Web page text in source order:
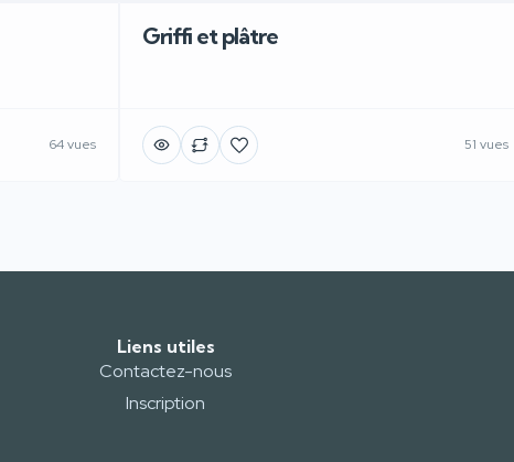
64 vues
Griffi et plâtre
51 vues
Liens utiles
Contactez-nous
Inscription